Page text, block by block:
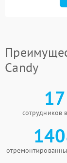
Candy
17
сотрудников